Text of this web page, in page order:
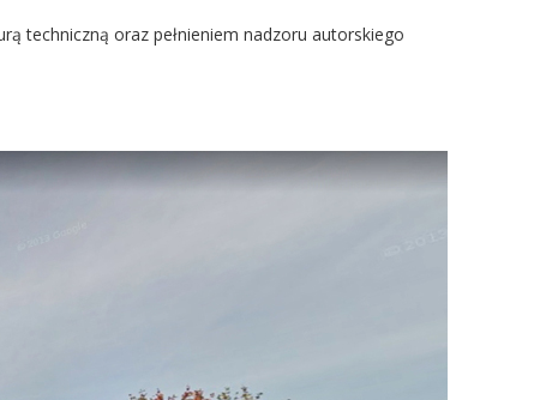
techniczną oraz pełnieniem nadzoru autorskiego